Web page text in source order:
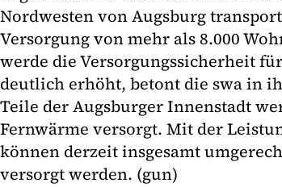
Nordwesten von Augsburg
Versorgung von mehr als 8.000
werde die Versorgungssicherheit
deutlich erhöht, betont die swa in
Teile der Augsburger Innenstadt
Fernwärme versorgt. Mit der
können derzeit insgesamt
versorgt werden. (gun)